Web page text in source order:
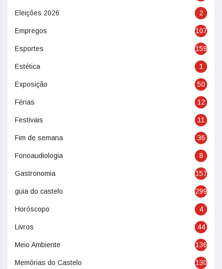
Eleições 2026 2
Empregos 107
Esportes 159
Estética 1
Exposição 50
Férias 12
Festivais 11
Fim de semana 36
Fonoaudiologia 8
Gastronomia 157
guia do castelo 299
Horóscopo 4
Livros 44
Meio Ambiente 136
Memórias do Castelo 130